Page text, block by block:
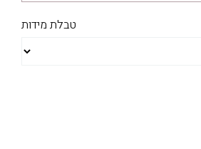
טבלת מידות